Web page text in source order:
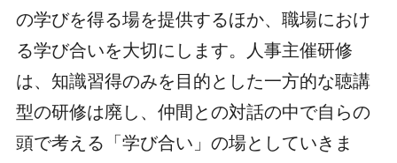
の学びを得る場を提供するほか、職場におけ
る学び合いを大切にします。人事主催研修
は、知識習得のみを目的とした一方的な聴講
型の研修は廃し、仲間との対話の中で自らの
頭で考える「学び合い」の場としていきま